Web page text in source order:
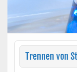
Trennen von